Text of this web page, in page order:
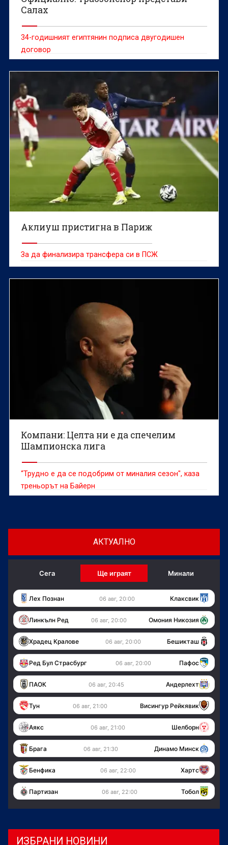
Салах
34-годишният египтянин подписа двугодишен
договор
Аклиуш пристигна в Париж
За да финализира трансфера си в ПСЖ
Компани: Целта ни е да спечелим
Шампионска лига
“Трудно е да се подобрим от миналия сезон", каза
треньорът на Байерн
АКТУАЛНО
Сега Ще играят Минали
Лех Познан 06 авг, 20:00 Клаксвик
Линкълн Ред 06 авг, 20:00 Омония Никозия
Храдец Кралове 06 авг, 20:00 Бешикташ
Ред Бул Страсбург 06 авг, 20:00 Пафос
ПАОК 06 авг, 20:45 Андерлехт
Тун 06 авг, 21:00 Висингур Рейкявик
Аякс 06 авг, 21:00 Шелборн
Брага 06 авг, 21:30 Динамо Минск
Бенфика 06 авг, 22:00 Хартс
Партизан 06 авг, 22:00 Тобол
ИЗБРАНИ НОВИНИ